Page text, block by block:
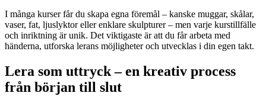
I många kurser får du skapa egna föremål – kanske muggar, skålar,
vaser, fat, ljuslyktor eller enklare skulpturer – men varje kurstillfälle
och inriktning är unik. Det viktigaste är att du får arbeta med
händerna, utforska lerans möjligheter och utvecklas i din egen takt.
Lera som uttryck – en kreativ process
från början till slut